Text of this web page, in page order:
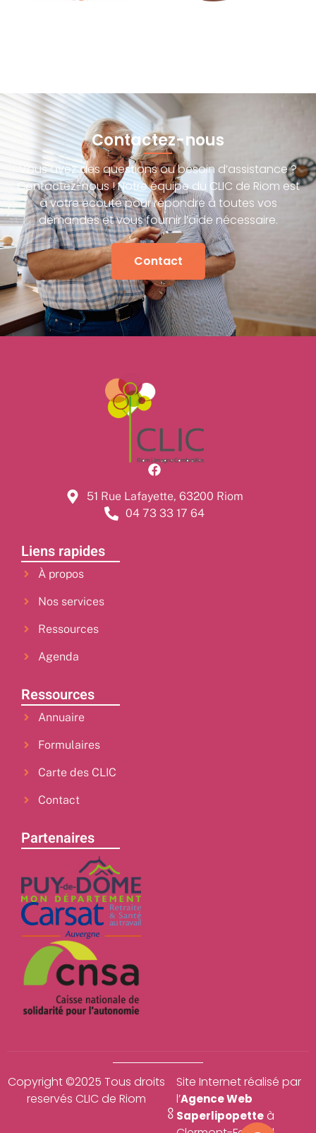
Contactez-nous
Vous avez des questions ou besoin d’assistance ?
Contactez-nous ! Notre équipe du CLIC de Riom est
à votre écoute pour répondre à toutes vos
demandes et vous fournir l’aide nécessaire.
Contact
51 Rue Lafayette, 63200 Riom
04 73 33 17 64
Liens rapides
À propos
Nos services
Ressources
Agenda
Ressources
Annuaire
Formulaires
Carte des CLIC
Contact
Partenaires
Copyright ©2025 Tous droits
reservés CLIC de Riom
Site Internet réalisé par
l’Agence Web
Saperlipopetteà